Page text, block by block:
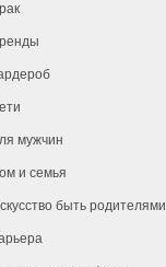
мужчин
и семья
быть родителями